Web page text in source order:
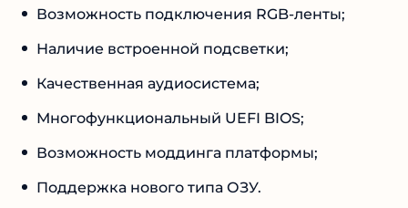
Возможность подключения RGB-ленты;
Наличие встроенной подсветки;
Качественная аудиосистема;
Многофункциональный UEFI BIOS;
Возможность моддинга платформы;
Поддержка нового типа ОЗУ.